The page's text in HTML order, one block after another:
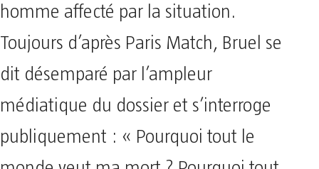
homme affecté par la situation.
Toujours d’après Paris Match, Bruel se
dit désemparé par l’ampleur
médiatique du dossier et s’interroge
publiquement : « Pourquoi tout le